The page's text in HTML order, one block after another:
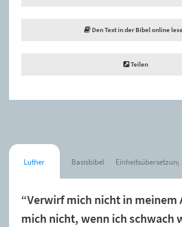
Den Text in der Bibel online
Teilen
Luther Basisbibel Einheitsübersetzung
“Verwirf mich nicht in meinem
mich nicht, wenn ich schwach